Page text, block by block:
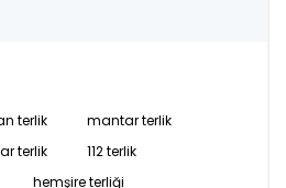
terlik
mantar terlik
terlik
112 terlik
hemşire terliği